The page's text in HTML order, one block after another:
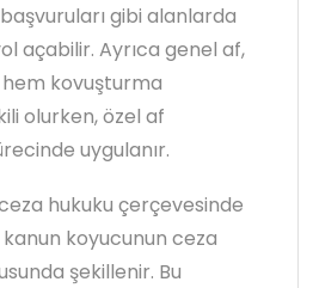
gibi alanlarda
açabilir. Ayrıca genel af,
kovuşturma
olurken, özel af
uygulanır.
hukuku çerçevesinde
koyucunun ceza
şekillenir. Bu